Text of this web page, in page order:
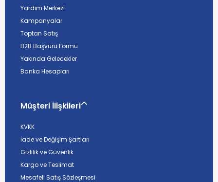
Yardım Merkezi
Kampanyalar
Toptan Satış
B2B Başvuru Formu
Yakında Gelecekler
Banka Hesapları
Müşteri İlişkileri
KVKK
İade ve Değişim Şartları
Gizlilik ve Güvenlik
Kargo ve Teslimat
Mesafeli Satış Sözleşmesi